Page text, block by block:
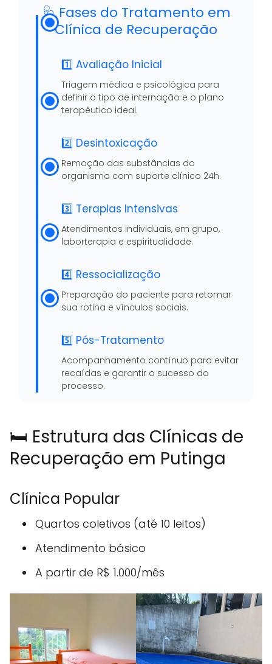
🩺 Fases do Tratamento em
Clínica de Recuperação
1️⃣ Avaliação Inicial
Triagem médica e psicológica para
definir o tipo de internação e o plano
terapêutico ideal.
2️⃣ Desintoxicação
Remoção das substâncias do
organismo com suporte clínico 24h.
3️⃣ Terapias Intensivas
Atendimentos individuais, em grupo,
laborterapia e espiritualidade.
4️⃣ Ressocialização
Preparação do paciente para retomar
sua rotina e vínculos sociais.
5️⃣ Pós-Tratamento
Acompanhamento contínuo para evitar
recaídas e garantir o sucesso do
processo.
🛏️ Estrutura das Clínicas de
Recuperação em Putinga
Clínica Popular
Quartos coletivos (até 10 leitos)
Atendimento básico
A partir de R$ 1.000/mês